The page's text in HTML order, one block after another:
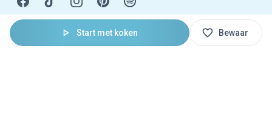
Start met koken Bewaar